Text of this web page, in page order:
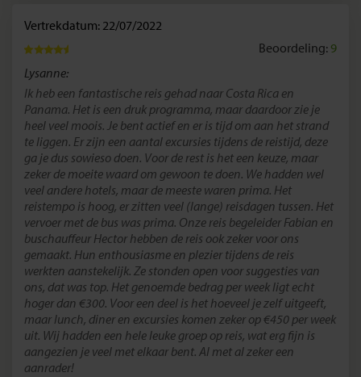
Vertrekdatum: 22/07/2022
Beoordeling: 9
Lysanne:
Ik heb een fantastische reis gehad naar Costa Rica en
Panama. Het is een druk programma, maar daardoor zie je
heel veel moois. Je bent actief en er is tijd om aan het strand
te liggen. Er zijn een aantal excursies tijdens de reistijd, deze
ga je dus sowieso doen. Voor de rest is het een keuze, maar
zeker de moeite waard om gewoon te doen. We hadden wel
veel andere hotels, maar de meeste waren prima. Het
reistempo is hoog, er zitten veel (lange) reisdagen tussen. Het
vervoer met de bus was prima. Onze reis begeleider Fabian en
buschauffeur Hector hebben de reis ook zeker voor ons
gemaakt. Hun enthousiasme en plezier tijdens de reis
werkten aanstekelijk. Ze stonden open voor suggesties van
ons, dat was top. Het genoemde bedrag per week ligt echt
hoger dan €300. Voor een deel is het hoeveel je zelf uitgeeft,
maar lunch, diner en excursies komen zeker op €450 per week
uit. Wij hadden een hele leuke groep op reis, wat erg fijn is
aangezien je veel met elkaar bent. Al met al zeker een
aanrader!